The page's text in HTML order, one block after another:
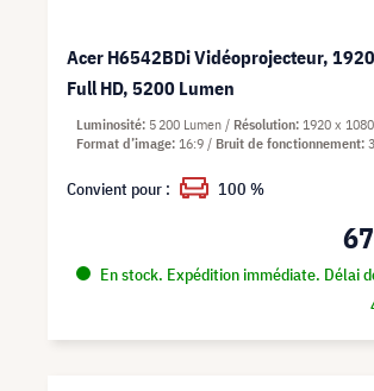
Acer H6542BDi Vidéoprojecteur,
Full HD, 5200 Lumen
En stock. Expédition immédiate. Délai
Luminosité 5 200 Lumen Résolution 1920 x
Format d’image 16:9 Bruit de fonctionnement
Convient pour : 100 %